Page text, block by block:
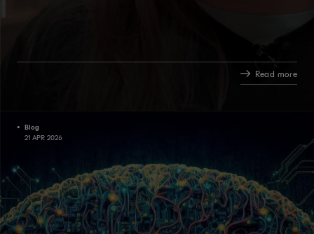
Read more
Blog
21 APR 2026